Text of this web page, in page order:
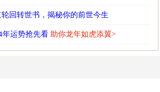
轮回转世书，揭秘你的前世今生
年运势抢先看 助你龙年如虎添翼>